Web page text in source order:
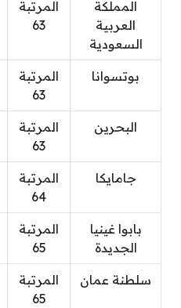
المملكة
العربية
السعودية
المرتبة
63
بوتسوانا
المرتبة
63
البحرين
المرتبة
63
جامايكا
المرتبة
64
بابوا غينيا
الجديدة
المرتبة
65
سلطنة عمان
المرتبة
65